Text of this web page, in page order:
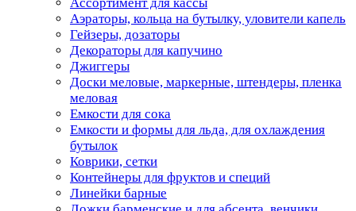
Аэраторы, кольца на бутылку, уловители капель
Гейзеры, дозаторы
Декораторы для капучино
Джиггеры
Доски меловые, маркерные, штендеры, пленка
меловая
Емкости для сока
Емкости и формы для льда, для охлаждения
бутылок
Коврики, сетки
Контейнеры для фруктов и специй
Линейки барные